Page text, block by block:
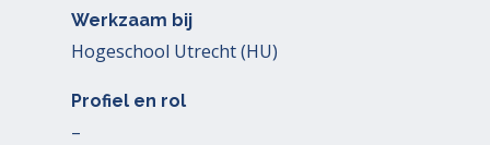
Werkzaam bij
Hogeschool Utrecht (HU)
Profiel en rol
–